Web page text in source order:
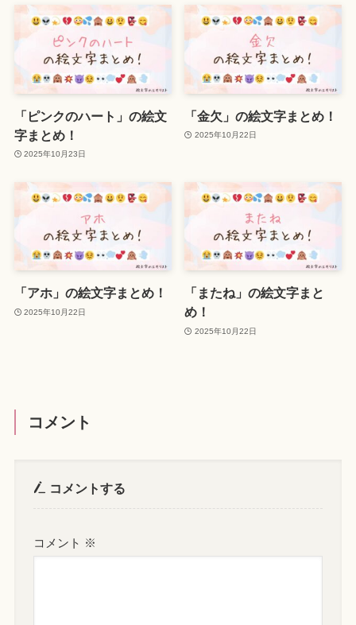
「ピンクのハート」の絵文
字まとめ！
2025年10月23日
「金欠」の絵文字まとめ！
2025年10月22日
「アホ」の絵文字まとめ！
2025年10月22日
「またね」の絵文字まと
め！
2025年10月22日
コメント
コメントする
コメント ※